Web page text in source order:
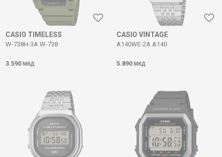
CASIO TIMELESS
W-738H-3A W-738
3.590 МКД
CASIO VINTAGE
A140WE-2A A140
5.890 МКД